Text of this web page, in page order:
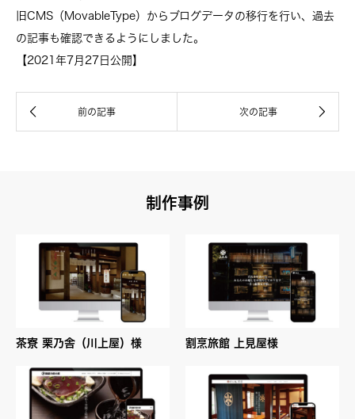
旧CMS（MovableType）からブログデータの移行を行い、過去
の記事も確認できるようにしました。
【2021年7月27日公開】
制作事例
茶寮 栗乃舎（川上屋）様 割烹旅館 上見屋様